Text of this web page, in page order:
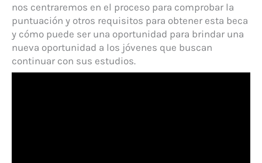
nos centraremos en el proceso para comprobar la
puntuación y otros requisitos para obtener esta beca
y cómo puede ser una oportunidad para brindar una
nueva oportunidad a los jóvenes que buscan
continuar con sus estudios.